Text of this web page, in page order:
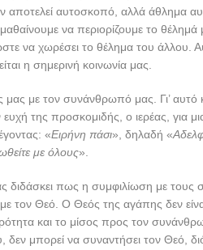
αποτελεί αυτοσκοπό, αλλά άθλημα
να περιορίζουμε το θέλημά
να χωρέσει το θέλημα του άλλου.
η σημερινή κοινωνία μας.
μας με τον συνάνθρωπό μας. Γι’ αυτό
της προσκομιδής, ο ιερέας, για
«Ειρήνη πάσι», δηλαδή «
με όλους».
διδάσκει πως η συμφιλίωση με τους
τον Θεό. Ο Θεός της αγάπης δεν
και το μίσος προς τον
μπορεί να συναντήσει τον Θεό,